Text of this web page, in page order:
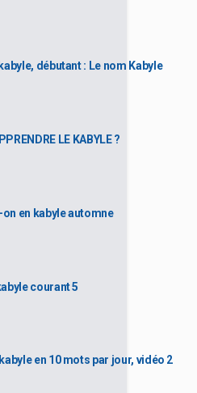
débutant : Le nom Kabyle
LE KABYLE ?
en kabyle automne
courant 5
en 10 mots par jour, vidéo 2